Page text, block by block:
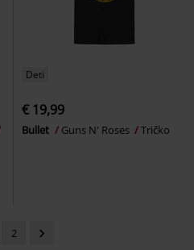
Deti
€ 19,99
Bullet Guns N' Roses Tričko
2